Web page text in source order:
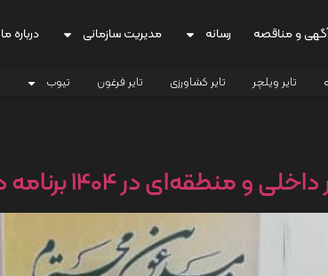
و مناقصه رسانه مدیریت سازمانی درباره ما
تایر ویلچر تایر کشاورزی تایر فرغون تیوب
در 1404 برنامه دارد